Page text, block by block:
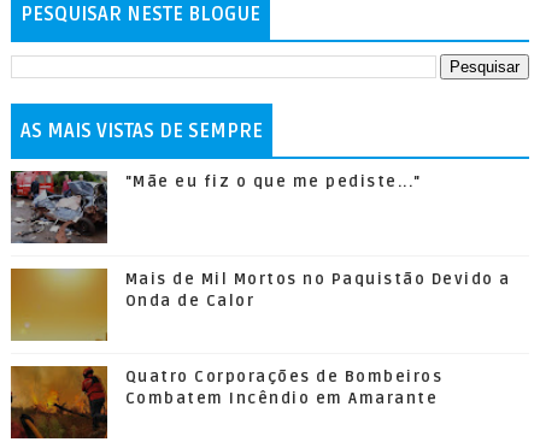
PESQUISAR NESTE BLOGUE
AS MAIS VISTAS DE SEMPRE
"Mãe eu fiz o que me pediste..."
Mais de Mil Mortos no Paquistão Devido a
Onda de Calor
Quatro Corporações de Bombeiros
Combatem Incêndio em Amarante